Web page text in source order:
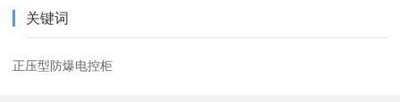
关键词
正压型防爆电控柜